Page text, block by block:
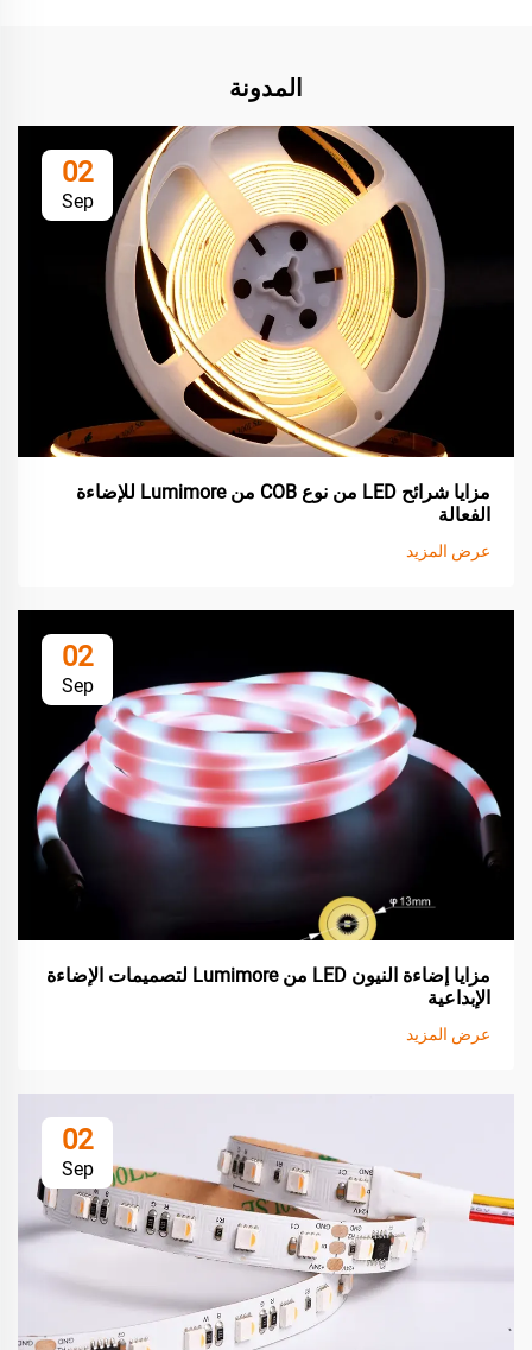
المدونة
02
Sep
مزايا شرائح LED من نوع COB من Lumimore للإضاءة
الفعالة
عرض المزيد
02
Sep
مزايا إضاءة النيون LED من Lumimore لتصميمات الإضاءة
الإبداعية
عرض المزيد
02
Sep